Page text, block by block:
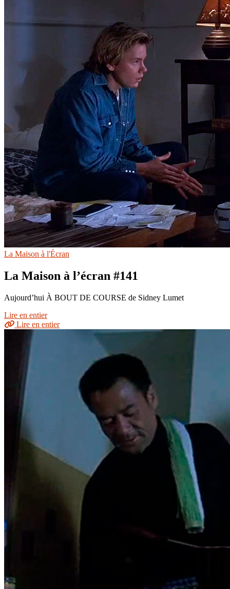
La Maison à l'Écran
La Maison à l’écran #141
Aujourd’hui À BOUT DE COURSE de Sidney Lumet
Lire en entier
Lire en entier